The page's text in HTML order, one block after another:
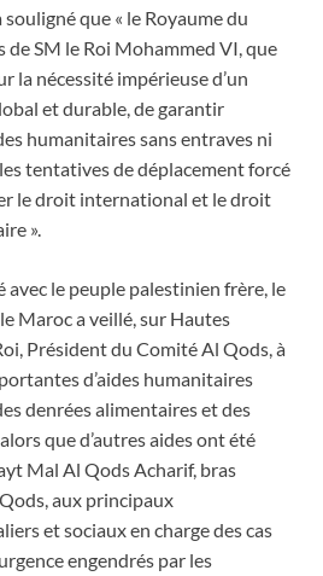
que « le Royaume du
SM le Roi Mohammed VI, que
la nécessité impérieuse d’un
et durable, de garantir
humanitaires sans entraves ni
tentatives de déplacement forcé
le droit international et le droit
».
avec le peuple palestinien frère, le
Maroc a veillé, sur Hautes
Président du Comité Al Qods, à
d’aides humanitaires
denrées alimentaires et des
que d’autres aides ont été
Mal Al Qods Acharif, bras
aux principaux
et sociaux en charge des cas
engendrés par les